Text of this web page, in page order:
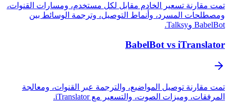
تمت مقارنة تسعير الخادم مقابل لكل مستخدم، ومسارات القنوات،
ومصطلحات المسرد، وأنماط التوصيل، وترجمة الوسائط بين
BabelBot وTalksy.
BabelBot vs iTranslator
تمت مقارنة توصيل المواضيع، والترجمة عبر القنوات، ومعالجة
المرفقات، وميزات الصوت، والتسعير مع iTranslator.